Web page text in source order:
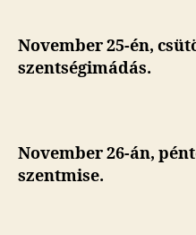
November 25-én,
szentségimádás.
November 26-án,
szentmise.